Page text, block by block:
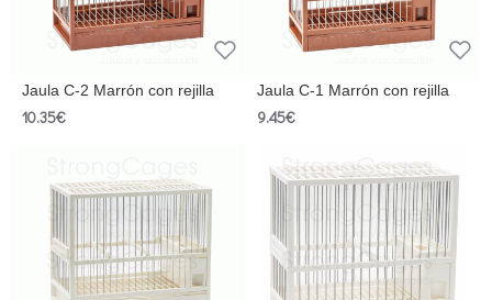
Jaula C-2 Marrón con rejilla
10.35€
Jaula C-1 Marrón con rejilla
9.45€